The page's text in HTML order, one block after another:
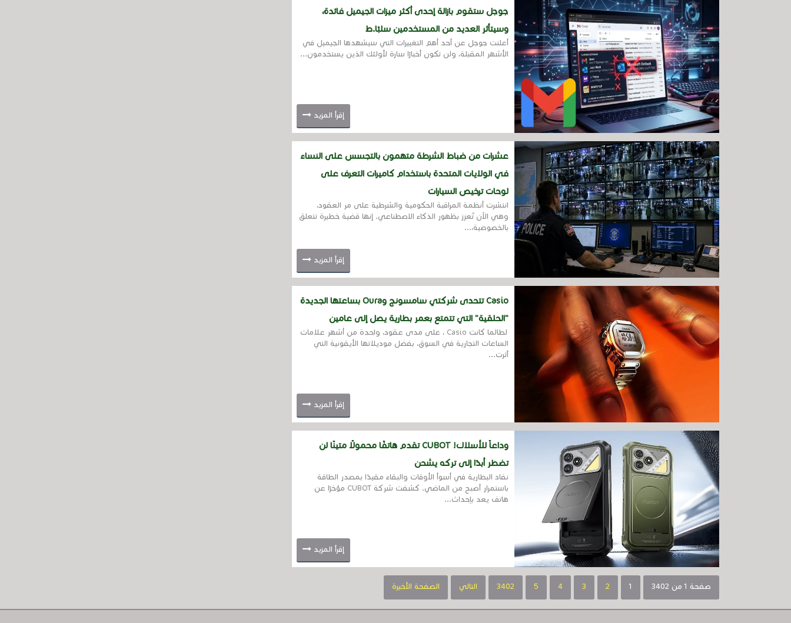
جوجل ستقوم بإزالة إحدى أكثر ميزات الجيميل فائدة،
وسيتأثر العديد من المستخدمين سلبًا.ط
أعلنت جوجل عن أحد أهم التغييرات التي سيشهدها الجيميل في
الأشهر المقبلة، ولن تكون أخبارًا سارة لأولئك الذين يستخدمون...
إقرأ المزيد
عشرات من ضباط الشرطة متهمون بالتجسس على النساء
في الولايات المتحدة باستخدام كاميرات التعرف على
لوحات ترخيص السيارات
انتشرت أنظمة المراقبة الحكومية والشرطية على مر العقود،
وهي الآن تُعزز بظهور الذكاء الاصطناعي. إنها قضية خطيرة تتعلق
بالخصوصية،...
إقرأ المزيد
Casio تتحدى شركتي سامسونج وOura بساعتها الجديدة
"الحلقية" التي تتمتع بعمر بطارية يصل إلى عامين
لطالما كانت Casio ، على مدى عقود، واحدة من أشهر علامات
الساعات التجارية في السوق، بفضل موديلاتها الأيقونية التي
أثرت...
إقرأ المزيد
وداعاً للأسلاك! CUBOT تقدم هاتفًا محمولًا متينًا لن
تضطر أبدًا إلى تركه يشحن
نفاد البطارية في أسوأ الأوقات والبقاء مقيدًا بمصدر الطاقة
باستمرار أصبح من الماضي. كشفت شركة CUBOT مؤخرًا عن
هاتف يعد بإحداث...
إقرأ المزيد
صفحة 1 من 3402 1
2
3
4
5
3402 التالي الصفحة الأخيرة